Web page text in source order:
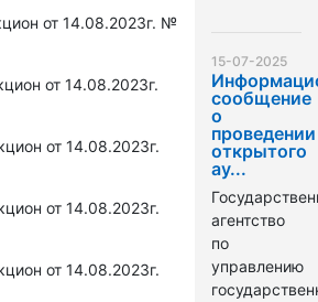
от 14.08.2023г. №
от 14.08.2023г.
от 14.08.2023г.
от 14.08.2023г.
от 14.08.2023г.
15-07-2025
сообщение
о
проведении
открытого
ау...
агентство
по
управлению